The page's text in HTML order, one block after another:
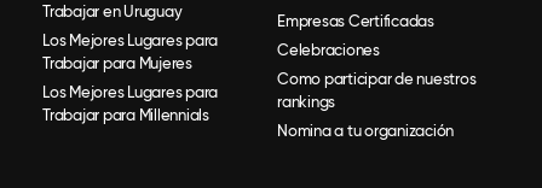
Trabajar en Uruguay
Los Mejores Lugares para
Trabajar para Mujeres
Los Mejores Lugares para
Trabajar para Millennials
Empresas Certificadas
Celebraciones
Como participar de nuestros
rankings
Nomina a tu organización